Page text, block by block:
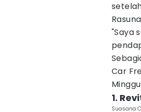
"Saya
Car
1.
Suasana